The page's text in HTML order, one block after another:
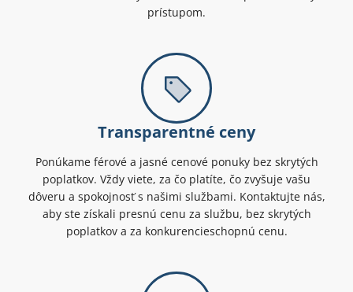
prístupom.
Transparentné ceny
Ponúkame férové a jasné cenové ponuky bez skrytých
poplatkov. Vždy viete, za čo platíte, čo zvyšuje vašu
dôveru a spokojnosť s našimi službami. Kontaktujte nás,
aby ste získali presnú cenu za službu, bez skrytých
poplatkov a za konkurencieschopnú cenu.